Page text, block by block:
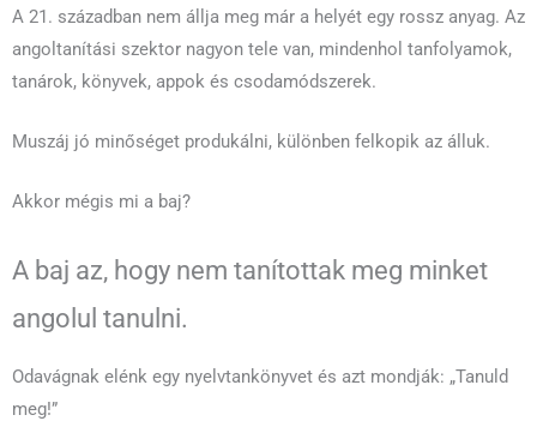
A 21. században nem állja meg már a helyét egy rossz anyag. Az
angoltanítási szektor nagyon tele van, mindenhol tanfolyamok,
tanárok, könyvek, appok és csodamódszerek.
Muszáj jó minőséget produkálni, különben felkopik az álluk.
Akkor mégis mi a baj?
A baj az, hogy nem tanítottak meg minket
angolul tanulni.
Odavágnak elénk egy nyelvtankönyvet és azt mondják: „Tanuld
meg!”